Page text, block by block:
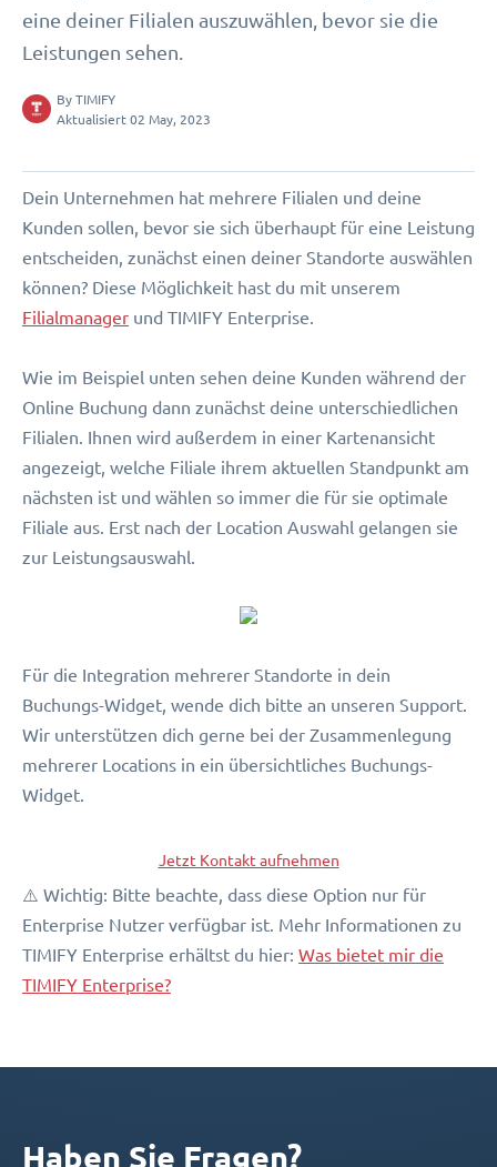
eine deiner Filialen auszuwählen, bevor sie die
Leistungen sehen.
By TIMIFY
Aktualisiert 02 May, 2023
Dein Unternehmen hat mehrere Filialen und deine
Kunden sollen, bevor sie sich überhaupt für eine Leistung
entscheiden, zunächst einen deiner Standorte auswählen
können? Diese Möglichkeit hast du mit unserem
Filialmanager und TIMIFY Enterprise.
Wie im Beispiel unten sehen deine Kunden während der
Online Buchung dann zunächst deine unterschiedlichen
Filialen. Ihnen wird außerdem in einer Kartenansicht
angezeigt, welche Filiale ihrem aktuellen Standpunkt am
nächsten ist und wählen so immer die für sie optimale
Filiale aus. Erst nach der Location Auswahl gelangen sie
zur Leistungsauswahl.
Für die Integration mehrerer Standorte in dein
Buchungs-Widget, wende dich bitte an unseren Support.
Wir unterstützen dich gerne bei der Zusammenlegung
mehrerer Locations in ein übersichtliches Buchungs-
Widget.
Jetzt Kontakt aufnehmen
⚠️ Wichtig: Bitte beachte, dass diese Option nur für
Enterprise Nutzer verfügbar ist. Mehr Informationen zu
TIMIFY Enterprise erhältst du hier: Was bietet mir die
TIMIFY Enterprise?
Haben Sie Fragen?